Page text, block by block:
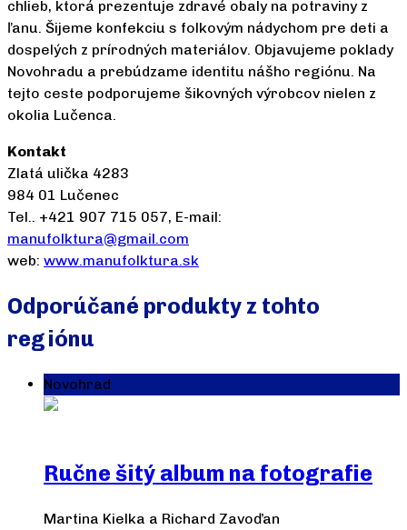
chlieb, ktorá prezentuje zdravé obaly na potraviny z
ľanu. Šijeme konfekciu s folkovým nádychom pre deti a
dospelých z prírodných materiálov. Objavujeme poklady
Novohradu a prebúdzame identitu nášho regiónu. Na
tejto ceste podporujeme šikovných výrobcov nielen z
okolia Lučenca.
Kontakt
Zlatá ulička 4283
984 01 Lučenec
Tel.. +421 907 715 057, E-mail:
manufolktura@gmail.com
web: www.manufolktura.sk
Odporúčané produkty z tohto
regiónu
Novohrad
Ručne šitý album na fotografie
Martina Kielka a Richard Zavoďan